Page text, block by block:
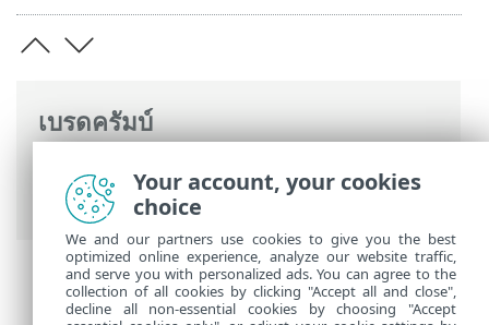
เบรดครัมบ์
ความช่วยเหลือออนไลน์ ESET
ESET Smart
Security Premium
การติดตั้ง
Your account, your cookies
choice
We and our partners use cookies to give you the best
optimized online experience, analyze our website traffic,
and serve you with personalized ads. You can agree to the
collection of all cookies by clicking "Accept all and close",
decline all non-essential cookies by choosing "Accept